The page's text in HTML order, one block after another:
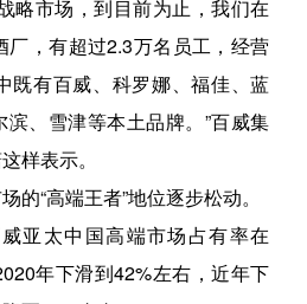
略市场，到目前为止，我们在
，有超过2.3万名员工，经营
既有百威、科罗娜、福佳、蓝
、雪津等本土品牌。”百威集
样表示。
的“高端王者”地位逐步松动。
亚太中国高端市场占有率在
年下滑到42%左右，近年下